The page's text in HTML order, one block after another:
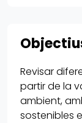
Revisar
partir de la
ambient,
sostenibles